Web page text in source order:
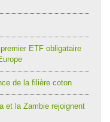
ETF obligataire
de la filière coton
et la Zambie rejoignent